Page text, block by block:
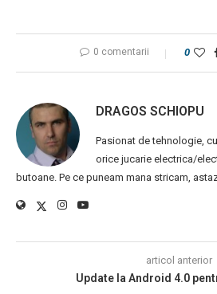
0 comentarii 0
DRAGOS SCHIOPU
Pasionat de tehnologie,
orice jucarie electrica/
butoane. Pe ce puneam mana stricam,
articol anterior
Update la Android 4.0